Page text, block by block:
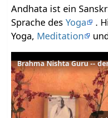
Andhata ist ein
Sprache desYoga
.
Yoga, Meditation